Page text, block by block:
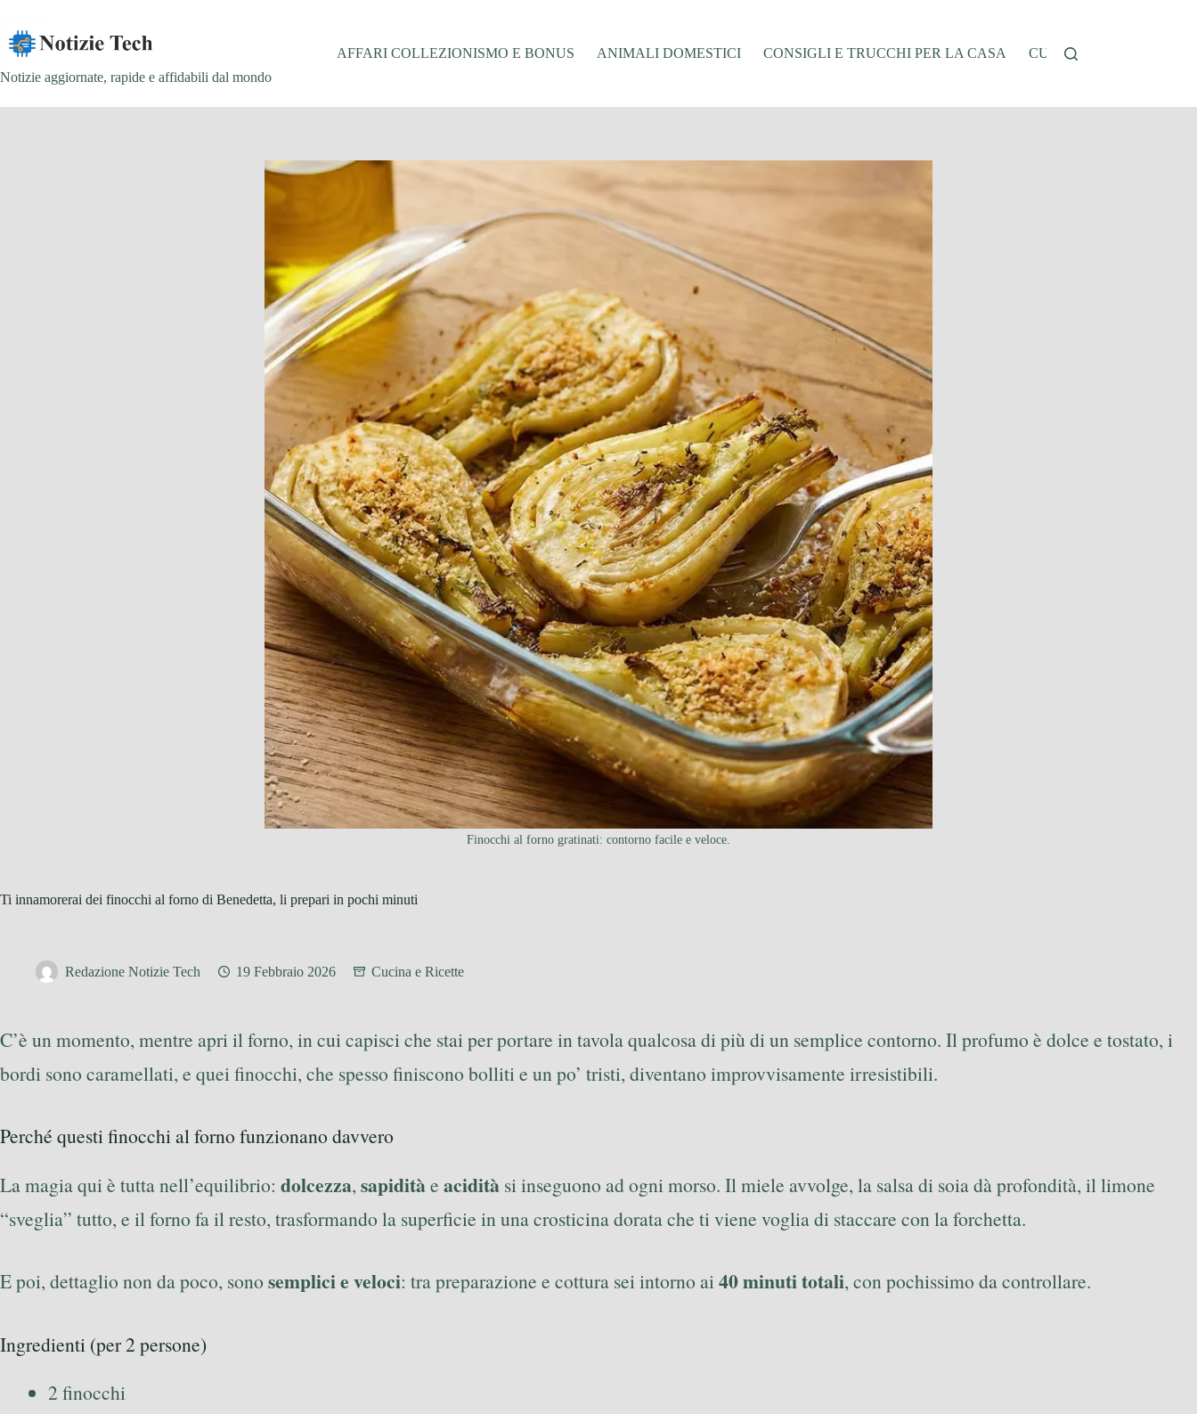
contenuto
Notizie aggiornate, rapide e affidabili dal mondo
AFFARI COLLEZIONISMO E BONUS ANIMALI DOMESTICI CONSIGLI E TRUCCHI PER LA CASA CUCINA E RICETTE
Finocchi al forno gratinati: contorno facile e veloce.
Ti innamorerai dei finocchi al forno di Benedetta, li prepari in pochi minuti
Redazione Notizie Tech 19 Febbraio 2026 Cucina e Ricette
C’è un momento, mentre apri il forno, in cui capisci che stai per portare in tavola qualcosa di più di un semplice contorno. Il profumo è dolce e tostato, i
bordi sono caramellati, e quei finocchi, che spesso finiscono bolliti e un po’ tristi, diventano improvvisamente irresistibili.
Perché questi finocchi al forno funzionano davvero
La magia qui è tutta nell’equilibrio: dolcezza, sapiditàe acidità si inseguono ad ogni morso. Il miele avvolge, la salsa di soia dà profondità, il limone
“sveglia” tutto, e il forno fa il resto, trasformando la superficie in una crosticina dorata che ti viene voglia di staccare con la forchetta.
E poi, dettaglio non da poco, sono semplici e veloci: tra preparazione e cottura sei intorno ai40 minuti totali, con pochissimo da controllare.
Ingredienti (per 2 persone)
2 finocchi